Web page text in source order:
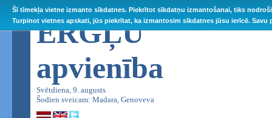
Šī tīmekļa vietne izmanto sīkdatnes. Piekrītot sīkdatņu izmantošanai, tiks
Turpinot vietnes apskati, jūs piekrītat, ka izmantosim sīkdatnes jūsu ierīcē.
ĒRGĻU
apvienība
Svētdiena, 9. augusts
Šodien sveicam: Madara, Genoveva